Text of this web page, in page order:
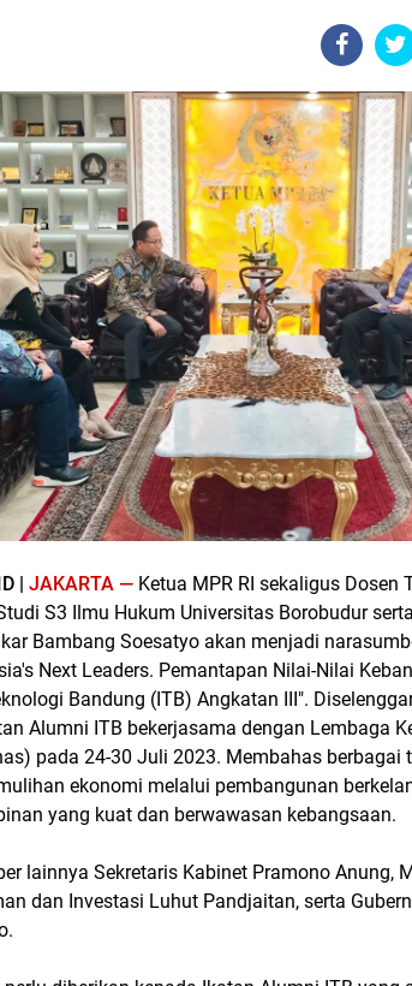
| JAKARTA — Ketua MPR RI sekaligus Dosen
S3 Ilmu Hukum Universitas Borobudur
Bambang Soesatyo akan menjadi
Next Leaders. Pemantapan Nilai-Nilai
Bandung (ITB) Angkatan III".
Alumni ITB bekerjasama dengan Lembaga
pada 24-30 Juli 2023. Membahas berbagai
ekonomi melalui pembangunan
yang kuat dan berwawasan kebangsaan.
lainnya Sekretaris Kabinet Pramono Anung,
dan Investasi Luhut Pandjaitan, serta